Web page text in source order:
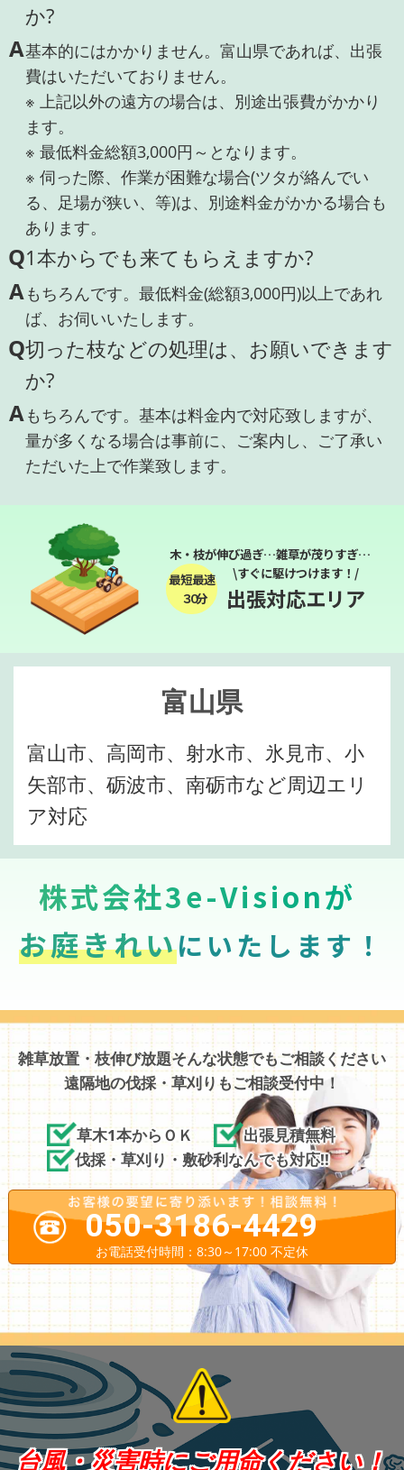
か?
A基本的にはかかりません。富山県であれば、出張
費はいただいておりません。
※ 上記以外の遠方の場合は、別途出張費がかかり
ます。
※ 最低料金総額3,000円～となります。
※ 伺った際、作業が困難な場合(ツタが絡んでい
る、足場が狭い、等)は、別途料金がかかる場合も
あります。
Q1本からでも来てもらえますか?
Aもちろんです。最低料金(総額3,000円)以上であれ
ば、お伺いいたします。
Q切った枝などの処理は、お願いできます
か?
Aもちろんです。基本は料金内で対応致しますが、
量が多くなる場合は事前に、ご案内し、ご了承い
ただいた上で作業致します。
木・枝が伸び過ぎ…雑草が茂りすぎ…
最短最速
３０分
\すぐに駆けつけます！/
出張対応エリア
富山県
富山市、高岡市、射水市、氷見市、小
矢部市、砺波市、南砺市など周辺エリ
ア対応
株式会社3e-Visionが
お庭きれいにいたします！
雑草放置・枝伸び放題そんな状態でもご相談ください
遠隔地の伐採・草刈りもご相談受付中！
草木1本からＯＫ
出張見積無料
伐採・草刈り・敷砂利なんでも対応!!
050-3186-4429
お電話受付時間：8:30～17:00 不定休
台風・災害時にご用命ください！